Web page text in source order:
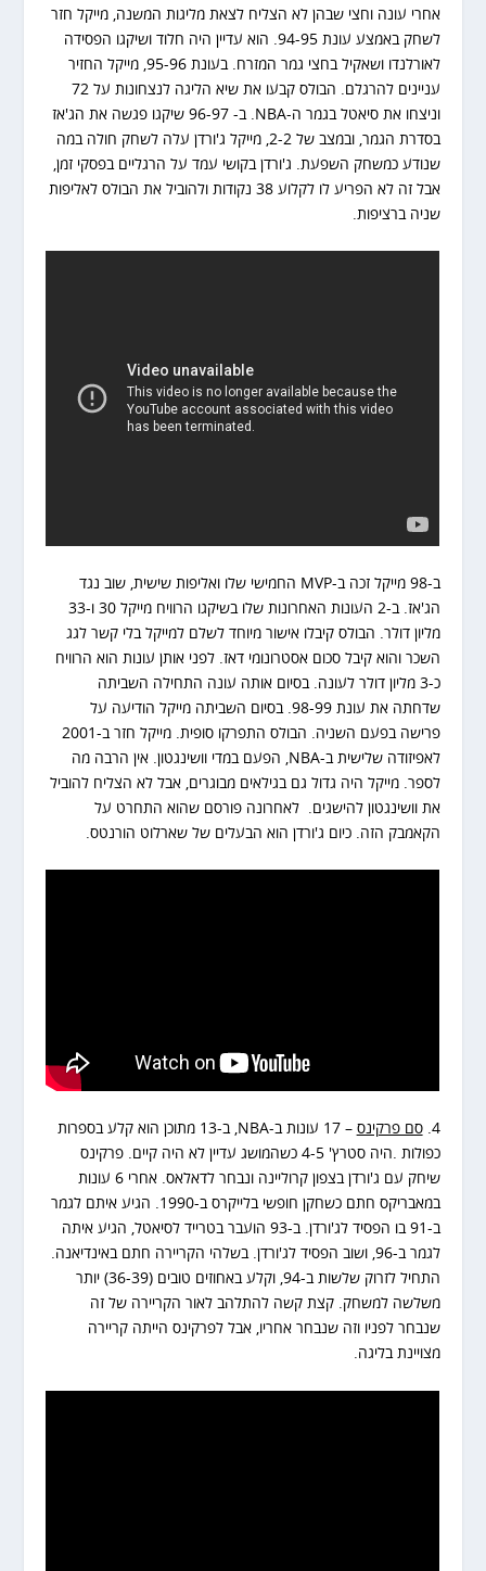
אחרי עונה וחצי שבהן לא הצליח לצאת מליגות המשנה, מייקל חזר
לשחק באמצע עונת 94-95. הוא עדיין היה חלוד ושיקגו הפסידה
לאורלנדו ושאקיל בחצי גמר המזרח. בעונת 95-96, מייקל החזיר
עניינים להרגלם. הבולס קבעו את שיא הליגה לנצחונות על 72
וניצחו את סיאטל בגמר ה-NBA. ב- 96-97 שיקגו פגשה את הג'אז
בסדרת הגמר, ובמצב של 2-2, מייקל ג'ורדן עלה לשחק חולה במה
שנודע כמשחק השפעת. ג'ורדן בקושי עמד על הרגליים בפסקי זמן,
אבל זה לא הפריע לו לקלוע 38 נקודות ולהוביל את הבולס לאליפות
שניה ברציפות.
ב-98 מייקל זכה ב-MVP החמישי שלו ואליפות שישית, שוב נגד
הג'אז. ב-2 העונות האחרונות שלו בשיקגו הרוויח מייקל 30 ו-33
מליון דולר. הבולס קיבלו אישור מיוחד לשלם למייקל בלי קשר לגג
השכר והוא קיבל סכום אסטרונומי דאז. לפני אותן עונות הוא הרוויח
כ-3 מליון דולר לעונה. בסיום אותה עונה התחילה השביתה
שדחתה את עונת 98-99. בסיום השביתה מייקל הודיעה על
פרישה בפעם השניה. הבולס התפרקו סופית. מייקל חזר ב-2001
לאפיזודה שלישית ב-NBA, הפעם במדי וושינגטון. אין הרבה מה
לספר. מייקל היה גדול גם בגילאים מבוגרים, אבל לא הצליח להוביל
את וושינגטון להישגים. לאחרונה פורסם שהוא התחרט על
הקאמבק הזה. כיום ג'ורדן הוא הבעלים של שארלוט הורנטס.
4. סם פרקינס
– 17 עונות ב-NBA, ב-13 מתוכן הוא קלע בספרות
כפולות .היה סטרץ' 4-5 כשהמושג עדיין לא היה קיים. פרקינס
שיחק עם ג'ורדן בצפון קרוליינה ונבחר לדאלאס. אחרי 6 עונות
במאבריקס חתם כשחקן חופשי בלייקרס ב-1990. הגיע איתם לגמר
ב-91 בו הפסיד לג'ורדן. ב-93 הועבר בטרייד לסיאטל, הגיע איתה
לגמר ב-96, ושוב הפסיד לג'ורדן. בשלהי הקריירה חתם באינדיאנה.
התחיל לזרוק שלשות ב-94, וקלע באחוזים טובים (36-39) יותר
משלשה למשחק. קצת קשה להתלהב לאור הקריירה של זה
שנבחר לפניו וזה שנבחר אחריו, אבל לפרקינס הייתה קריירה
מצויינת בליגה.